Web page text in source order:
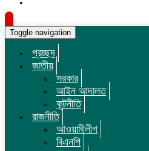
Toggle navigation
প্রচ্ছদ
জাতীয়
সরকার
আইন আদালত
কূটনীতি
রাজনীতি
আওয়ামীলীগ
বিএনপি